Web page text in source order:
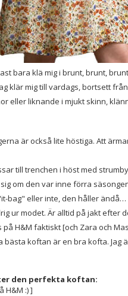
bara klä mig i brunt, brunt,
klär mig till vardags, bortsett
eller liknande i mjukt skinn,
är också lite höstiga. Att
till trenchen i höst med
om den var inne förra
bag" eller inte, den håller ändå…
ur modet. Är alltid på jakt efter
H&M faktiskt [och Zara och
koftan är en bra kofta. Jag
den perfekta koftan:
H&M :) ]